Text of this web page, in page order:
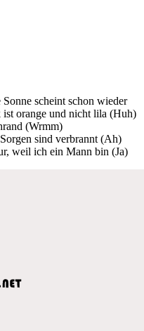
scheint schon wieder
orange und nicht lila (Huh)
(Wrmm)
sind verbrannt (Ah)
weil ich ein Mann bin (Ja)